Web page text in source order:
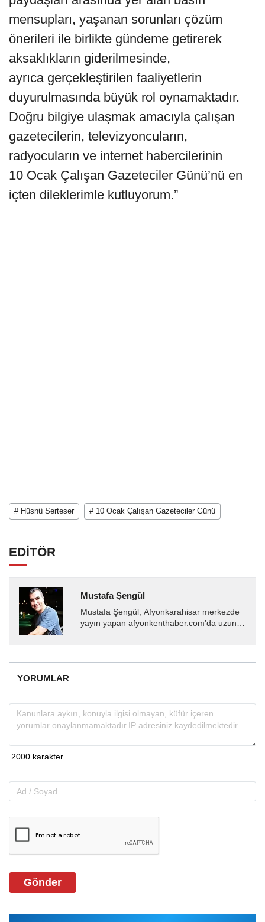
mensupları, yaşanan sorunları çözüm
önerileri ile birlikte gündeme getirerek
aksaklıkların giderilmesinde,
ayrıca gerçekleştirilen faaliyetlerin
duyurulmasında büyük rol oynamaktadır.
Doğru bilgiye ulaşmak amacıyla çalışan
gazetecilerin, televizyoncuların,
radyocuların ve internet habercilerinin
10 Ocak Çalışan Gazeteciler Günü’nü en
içten dileklerimle kutluyorum.”
# Hüsnü Serteser # 10 Ocak Çalışan Gazeteciler Günü
EDİTÖR
Mustafa Şengül
Mustafa Şengül, Afyonkarahisar merkezde
yayın yapan afyonkenthaber.com’da uzun
almakta, haber akışı...
YORUMLAR
Gönder